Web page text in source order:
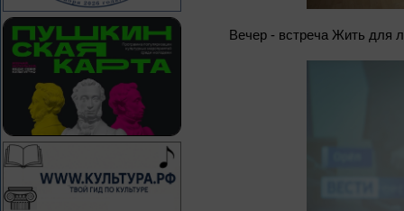
Вечер - встреча Жить для